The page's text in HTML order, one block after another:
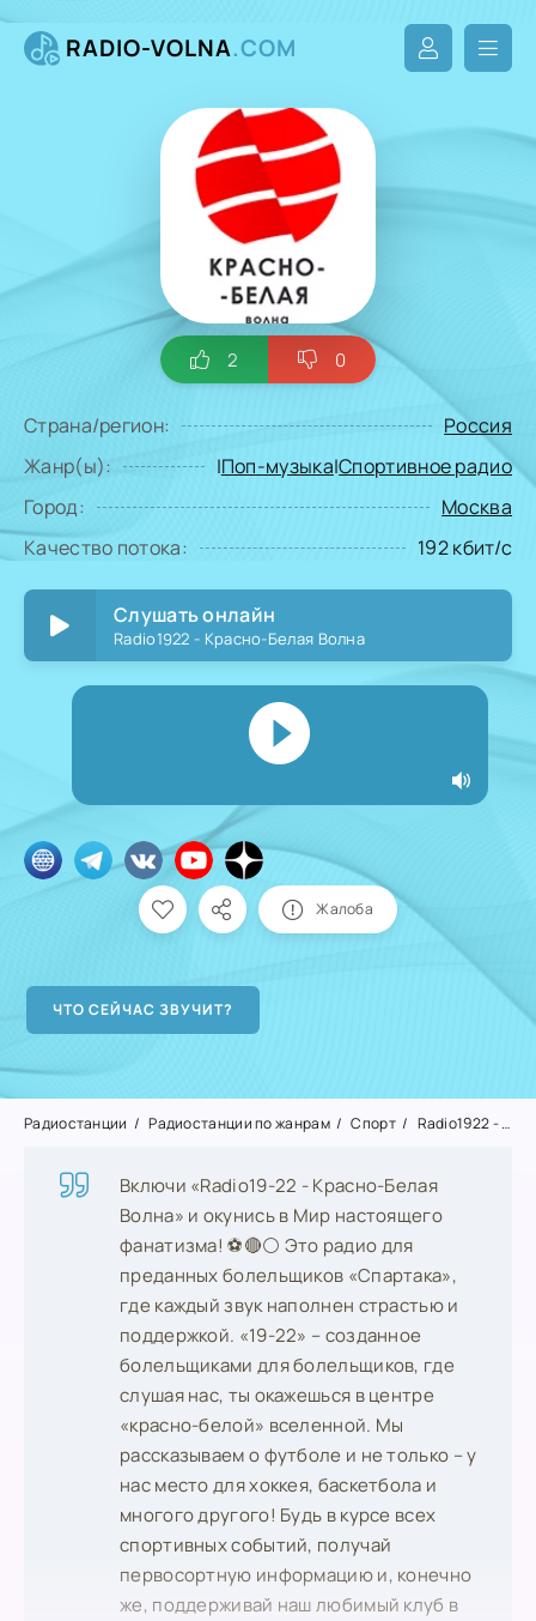
RADIO-VOLNA.COM
2 0
Страна/регион:
Россия
Жанр(ы):
|Поп-музыка|Спортивное радио
Город:
Москва
Качество потока:
192 кбит/с
Слушать онлайн
Radio1922 - Красно-Белая Волна
Жалоба
Радиостанции Радиостанции по жанрам Спорт Radio1922 - Красно-Белая Волна
Включи «Radio19-22 - Красно-Белая
Волна» и окунись в Мир настоящего
фанатизма! ⚽️🔴⚪️ Это радио для
преданных болельщиков «Спартака»,
где каждый звук наполнен страстью и
поддержкой. «19-22» – созданное
болельщиками для болельщиков, где
слушая нас, ты окажешься в центре
«красно-белой» вселенной. Мы
рассказываем о футболе и не только – у
нас место для хоккея, баскетбола и
многого другого! Будь в курсе всех
спортивных событий, получай
первосортную информацию и, конечно
же, поддерживай наш любимый клуб в